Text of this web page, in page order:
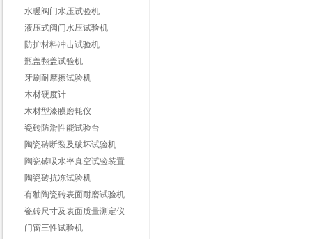
水暖阀门水压试验机
液压式阀门水压试验机
防护材料冲击试验机
瓶盖翻盖试验机
牙刷耐摩擦试验机
木材硬度计
木材型漆膜磨耗仪
瓷砖防滑性能试验台
陶瓷砖断裂及破坏试验机
陶瓷砖吸水率真空试验装置
陶瓷砖抗冻试验机
有釉陶瓷砖表面耐磨试验机
瓷砖尺寸及表面质量测定仪
门窗三性试验机